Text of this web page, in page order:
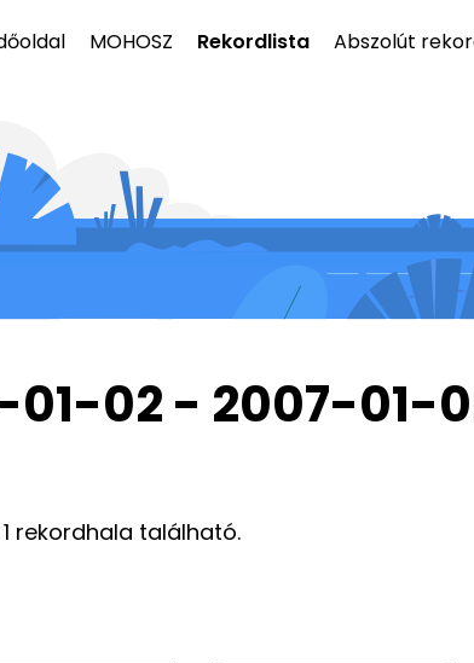
MOHOSZ Rekordlista Abszolút
01-02 - 2007-01-
rekordhala található.